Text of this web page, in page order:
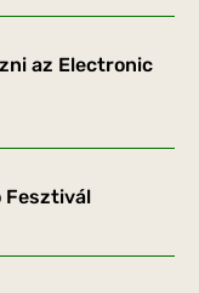
az Electronic
Fesztivál